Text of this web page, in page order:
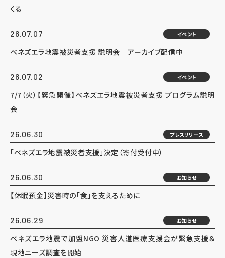
くる
26.07.07 イベント
ベネズエラ地震被災者支援 説明会 アーカイブ配信中
26.07.02 イベント
7/7（火）【緊急開催】ベネズエラ地震被災者支援 プログラム説明
会
26.06.30 プレスリリース
「ベネズエラ地震被災者支援」決定（寄付受付中）
26.06.30 お知らせ
【休眠預金】災害時の「食」を支えるために
26.06.29 お知らせ
ベネズエラ地震で加盟NGO 災害人道医療支援会が緊急支援＆
現地ニーズ調査を開始